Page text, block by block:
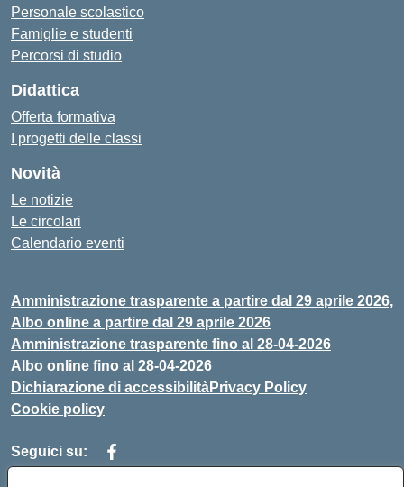
Personale scolastico
Famiglie e studenti
Percorsi di studio
Didattica
Offerta formativa
I progetti delle classi
Novità
Le notizie
Le circolari
Calendario eventi
Amministrazione trasparente a partire dal 29 aprile 2026,
Albo online a partire dal 29 aprile 2026
Amministrazione trasparente fino al 28-04-2026
Albo online fino al 28-04-2026
Dichiarazione di accessibilitàPrivacy Policy
Cookie policy
Seguici su: